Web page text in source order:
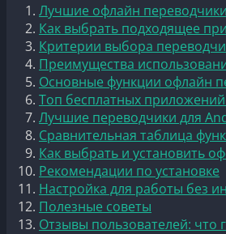
Лучшие офлайн
Как выбрать подходящее
Критерии выбора
Преимущества
Основные функции офлайн
Топ бесплатных
Лучшие переводчики для
Сравнительная таблица
Как выбрать и установить
Рекомендации по установке
Настройка для работы без
Полезные советы
Отзывы пользователей: что